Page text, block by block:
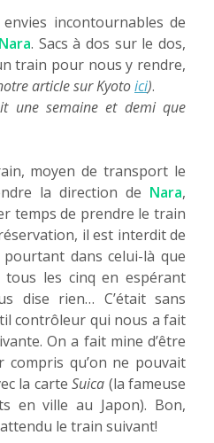
incontournables de
. Sacs à dos sur le dos,
train pour nous y rendre,
article sur Kyotoici).
une semaine et demi que
moyen de transport le
la direction de Nara,
temps de prendre le train
il est interdit de
pourtant dans celui-là que
tous les cinq en espérant
dise rien… C’était sans
contrôleur qui nous a fait
On a fait mine d’être
qu’on ne pouvait
la carteSuica (la fameuse
en ville au Japon). Bon,
le train suivant!